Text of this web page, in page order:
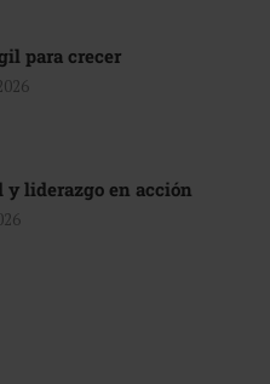
para crecer
y liderazgo en acción